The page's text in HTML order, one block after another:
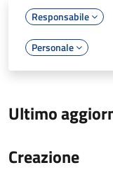
Responsabile
Personale
Ultimo
Creazione